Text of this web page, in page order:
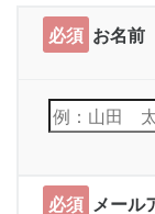
必須 お名前
必須 メール